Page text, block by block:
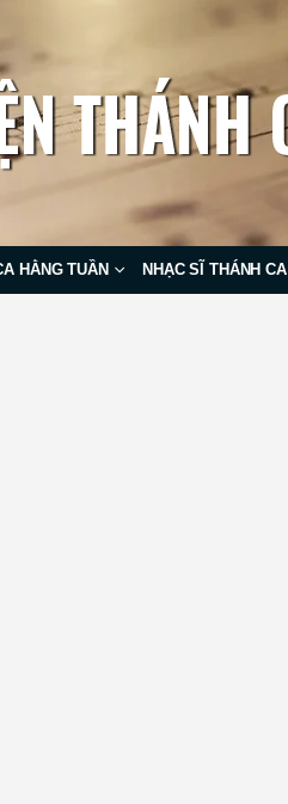
HẰNG TUẦN NHẠC SĨ THÁNH CA